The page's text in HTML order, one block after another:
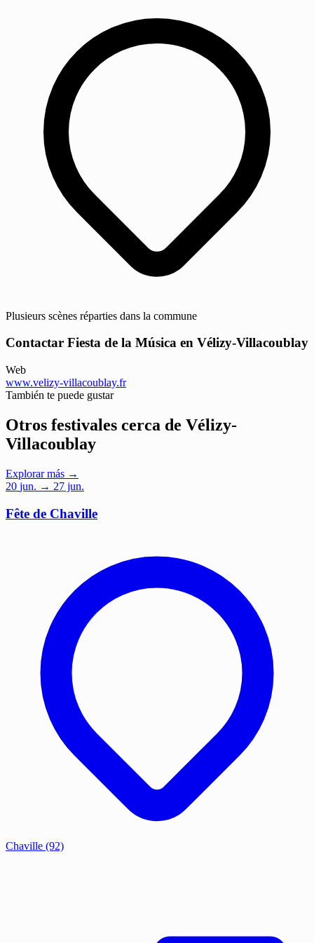
Plusieurs scènes réparties dans la commune
Contactar Fiesta de la Música en Vélizy-Villacoublay
Web
www.velizy-villacoublay.fr
También te puede gustar
Otros festivales cerca de Vélizy-
Villacoublay
Explorar más →
20 jun. → 27 jun.
Fête de Chaville
Chaville (92)